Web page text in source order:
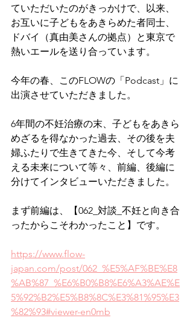
ていただいたのがきっかけで、以来、
お互いに子どもをあきらめた者同士、
ドバイ（真由美さんの拠点）と東京で
熱いエールを送り合っています。
今年の春、このFLOWの「Podcast」に
出演させていただきました。
6年間の不妊治療の末、子どもをあきら
めざるを得なかった過去、その後を夫
婦ふたりで生きてきた今、そして今考
える未来について等々、前編、後編に
分けてインタビューいただきました。
まず前編は、【062_対談_不妊と向き合
ったからこそわかったこと】です。
https://www.flow-
japan.com/post/062_%E5%AF%BE%E8
%AB%87_%E6%B0%B8%E6%A3%AE%E
5%92%B2%E5%B8%8C%E3%81%95%E3
%82%93#viewer-en0mb